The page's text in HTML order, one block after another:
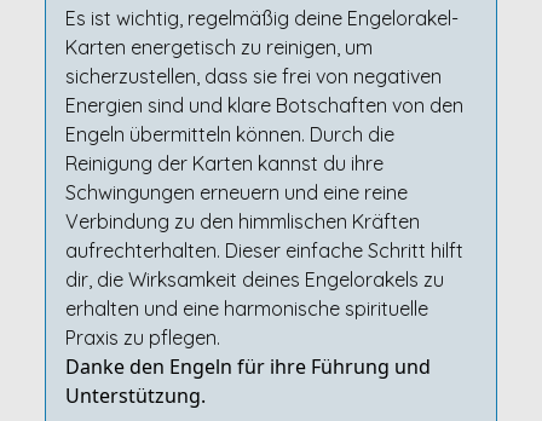
Es ist wichtig, regelmäßig deine Engelorakel-
Karten energetisch zu reinigen, um
sicherzustellen, dass sie frei von negativen
Energien sind und klare Botschaften von den
Engeln übermitteln können. Durch die
Reinigung der Karten kannst du ihre
Schwingungen erneuern und eine reine
Verbindung zu den himmlischen Kräften
aufrechterhalten. Dieser einfache Schritt hilft
dir, die Wirksamkeit deines Engelorakels zu
erhalten und eine harmonische spirituelle
Praxis zu pflegen.
Danke den Engeln für ihre Führung und
Unterstützung.